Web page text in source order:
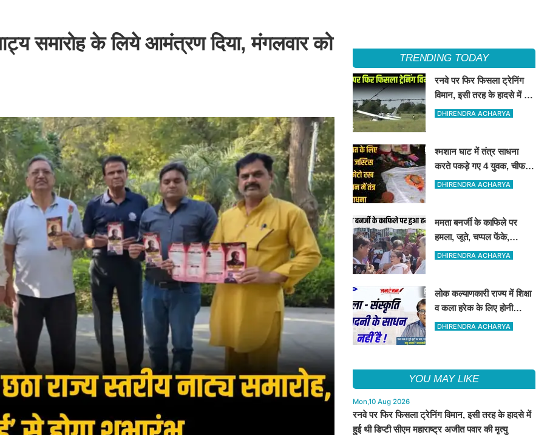
समारोह के लिये आमंत्रण दिया, मंगलवार को
TRENDING TODAY
रनवे पर फिर फिसला ट्रेनिंग
विमान, इसी तरह के हादसे में हुई
थी डिप्टी सीएम महाराष्ट्र
DHIRENDRA ACHARYA
श्मशान घाट में तंत्र साधना
करते पकड़े गए 4 युवक, चीफ
जस्टिस समेत 3 की तस्वीरें मिलीं
DHIRENDRA ACHARYA
ममता बनर्जी के काफिले पर
हमला, जूते, चप्पल फेंके,
टीएमसी ने भाजपा पर लगाया
DHIRENDRA ACHARYA
लोक कल्याणकारी राज्य में शिक्षा
व कला हरेक के लिए होनी
जरूरी, संस्कृति की रक्षा सभ्य
DHIRENDRA ACHARYA
YOU MAY LIKE
Mon,10 Aug 2026
रनवे पर फिर फिसला ट्रेनिंग विमान, इसी तरह के हादसे में
हुई थी डिप्टी सीएम महाराष्ट्र अजीत पवार की मृत्यु